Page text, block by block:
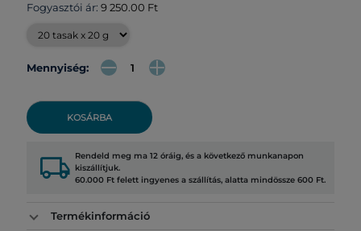
Fogyasztói ár: 9 250.00 Ft
Mennyiség:
KOSÁRBA
local_shipping Rendeld meg ma 12 óráig, és a következő munkanapon
kiszállítjuk.
60.000 Ft felett ingyenes a szállítás, alatta mindössze 600 Ft.
Termékinformáció